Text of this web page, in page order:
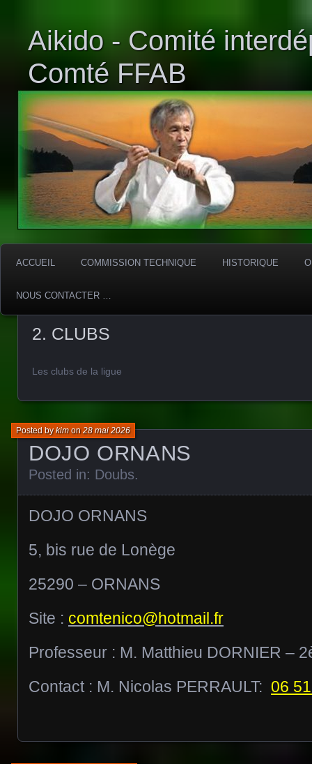
Aikido - Comité
Comté FFAB
ACCUEIL COMMISSION TECHNIQUE HISTORIQUE
NOUS CONTACTER …
2. CLUBS
Les clubs de la ligue
DOJO ORNANS
Posted bykimon28 mai 2026
Posted in: Doubs.
DOJO ORNANS
5, bis rue de Lonège
25290 – ORNANS
Site : comtenico@hotmail.fr
Professeur : M. Matthieu DORNIER –
Contact : M. Nicolas PERRAULT: 06